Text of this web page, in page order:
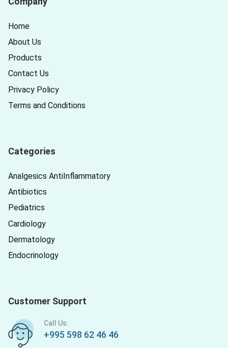
Home
About Us
Products
Contact Us
Privacy Policy
Terms and Conditions
Categories
Analgesics AntiInflammatory
Antibiotics
Pediatrics
Cardiology
Dermatology
Endocrinology
Customer Support
Call Us:
+995 598 62 46 46